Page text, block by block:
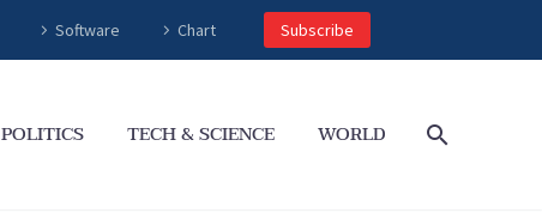
Software Chart Subscribe
POLITICS TECH & SCIENCE WORLD